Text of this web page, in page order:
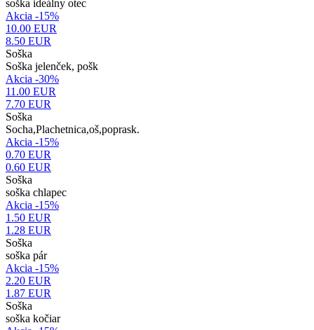
soška ideálny otec
Akcia -15%
10.00 EUR
8.50 EUR
Soška
Soška jelenček, pošk
Akcia -30%
11.00 EUR
7.70 EUR
Soška
Socha,Plachetnica,oš,poprask.
Akcia -15%
0.70 EUR
0.60 EUR
Soška
soška chlapec
Akcia -15%
1.50 EUR
1.28 EUR
Soška
soška pár
Akcia -15%
2.20 EUR
1.87 EUR
Soška
soška kočiar